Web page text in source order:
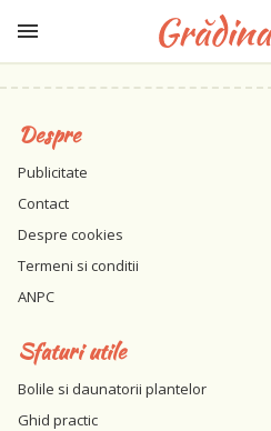
Despre
Publicitate
Contact
Despre cookies
Termeni si conditii
ANPC
Sfaturi utile
Bolile si daunatorii plantelor
Ghid practic